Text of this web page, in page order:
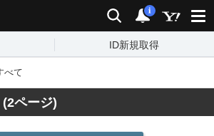
検索 通知
i
ID新規取得
べて
ページ)